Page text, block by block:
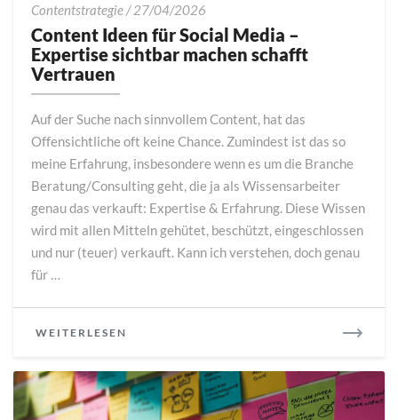
Contentstrategie/27/04/2026
Ideen
für
Social
Expertise
sichtbar
machen
schafft
Vertrauen
Content Ideen für Social Media –
Expertise sichtbar machen schafft
Vertrauen
Auf der Suche nach sinnvollem Content, hat das
Offensichtliche oft keine Chance. Zumindest ist das so
meine Erfahrung, insbesondere wenn es um die Branche
Beratung/Consulting geht, die ja als Wissensarbeiter
genau das verkauft: Expertise & Erfahrung. Diese Wissen
wird mit allen Mitteln gehütet, beschützt, eingeschlossen
und nur (teuer) verkauft. Kann ich verstehen, doch genau
für …
WEITERLESEN